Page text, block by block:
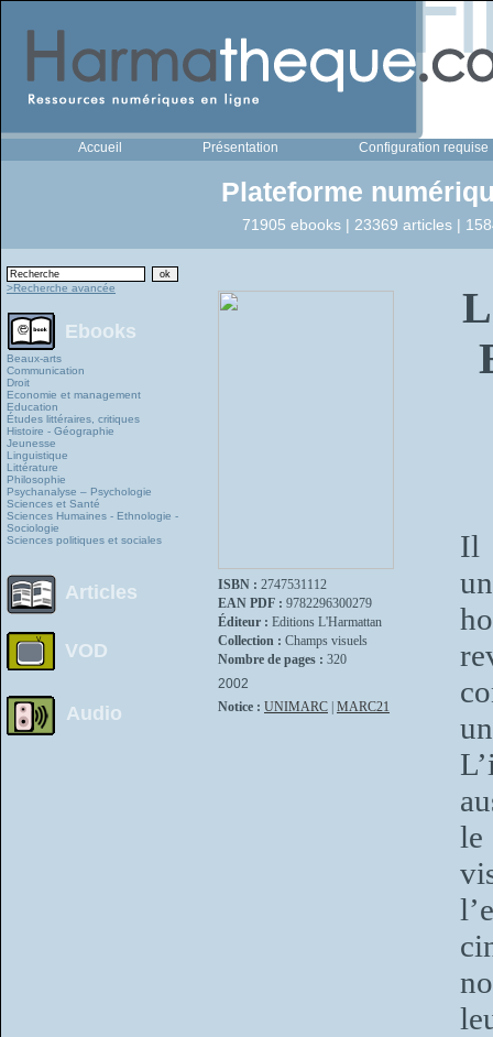
Accueil Présentation Configuration requise
Plateforme
71905 ebooks | 23369 articles |
>Recherche avancée
Ebooks
Beaux-arts
Communication
Droit
Economie et management
Education
Études littéraires, critiques
Histoire - Géographie
Jeunesse
Linguistique
Littérature
Philosophie
Psychanalyse – Psychologie
Sciences et Santé
Sciences Humaines - Ethnologie -
Sociologie
Sciences politiques et sociales
Articles
VOD
Audio
ISBN : 2747531112
EAN PDF : 9782296300279
Éditeur : Editions L'Harmattan
Collection : Champs visuels
Nombre de pages : 320
2002
Notice : UNIMARC MARC21
Il